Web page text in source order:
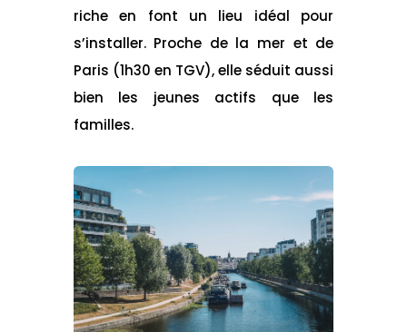
riche en font un lieu idéal pour
s’installer. Proche de la mer et de
Paris (1h30 en TGV), elle séduit aussi
bien les jeunes actifs que les
familles.